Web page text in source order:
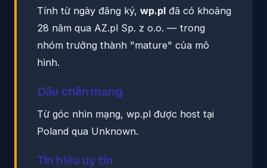
Tính từ ngày đăng ký, wp.pl đã có khoảng
28 năm qua AZ.pl Sp. z o.o. — trong
nhóm trưởng thành "mature" của mô
hình.
Dấu chân mạng
Từ góc nhìn mạng, wp.pl được host tại
Poland qua Unknown.
Tín hiệu uy tín